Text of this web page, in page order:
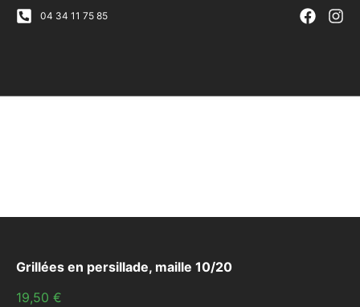
04 34 11 75 85
Grillées en persillade, maille 10/20
19,50 €